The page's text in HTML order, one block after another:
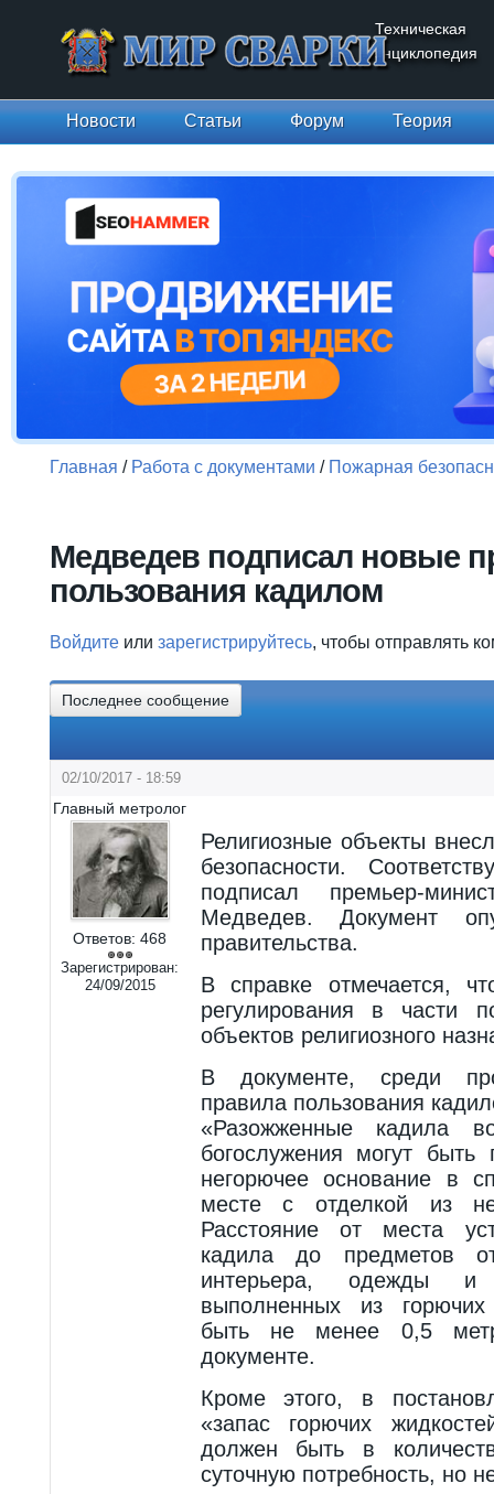
Техническая
энциклопедия
Новости Статьи Форум Теория
Главная / Работа с документами / Пожарная
Медведев подписал новые
пользования кадилом
Войдите или зарегистрируйтесь, чтобы отправлять
Последнее сообщение
02/10/2017 - 18:59
Главный метролог
Ответов: 468
Зарегистрирован:
24/09/2015
Религиозные объекты
безопасности.
подписал премьер-
Медведев. Документ
правительства.
В справке отмечается,
регулирования в части
объектов религиозного
В документе, среди
правила пользования
«Разожженные кадила
богослужения могут быть
негорючее основание в
месте с отделкой из
Расстояние от места
кадила до предметов
интерьера, одежды и
выполненных из
быть не менее 0,5
документе.
Кроме этого, в
«запас горючих
должен быть в
суточную потребность, но